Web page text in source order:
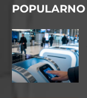
POPULARNO